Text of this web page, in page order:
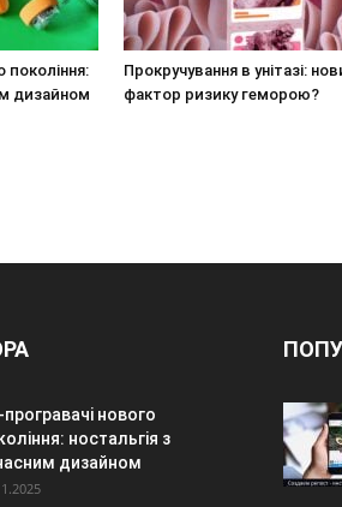
покоління:
дизайном
Прокручування в унітазі:
фактор ризику геморою?
програвачі нового
ностальгія з
дизайном